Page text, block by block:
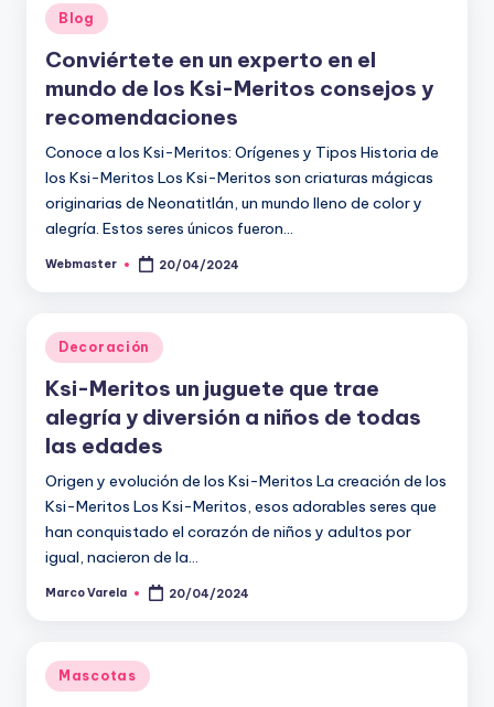
Publicado
en
Blog
Conviértete en un experto en el
mundo de los Ksi-Meritos consejos y
recomendaciones
Conoce a los Ksi-Meritos: Orígenes y Tipos Historia de
los Ksi-Meritos Los Ksi-Meritos son criaturas mágicas
originarias de Neonatitlán, un mundo lleno de color y
alegría. Estos seres únicos fueron…
Publicado
Webmaster 20/04/2024
Publicado
en
Decoración
Ksi-Meritos un juguete que trae
alegría y diversión a niños de todas
las edades
Origen y evolución de los Ksi-Meritos La creación de los
Ksi-Meritos Los Ksi-Meritos, esos adorables seres que
han conquistado el corazón de niños y adultos por
igual, nacieron de la…
Publicado
Marco Varela 20/04/2024
Publicado
en
Mascotas